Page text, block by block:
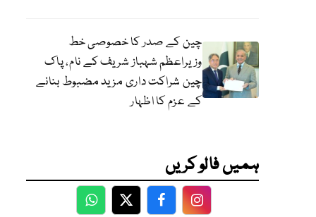
چین کے صدر کا خصوصی خط
وزیراعظم شہباز شریف کے نام، پاک
چین شراکت داری مزید مضبوط بنانے
کے عزم کا اظہار
ہمیں فالو کریں
WhatsApp
TwitterFacebookFacebook